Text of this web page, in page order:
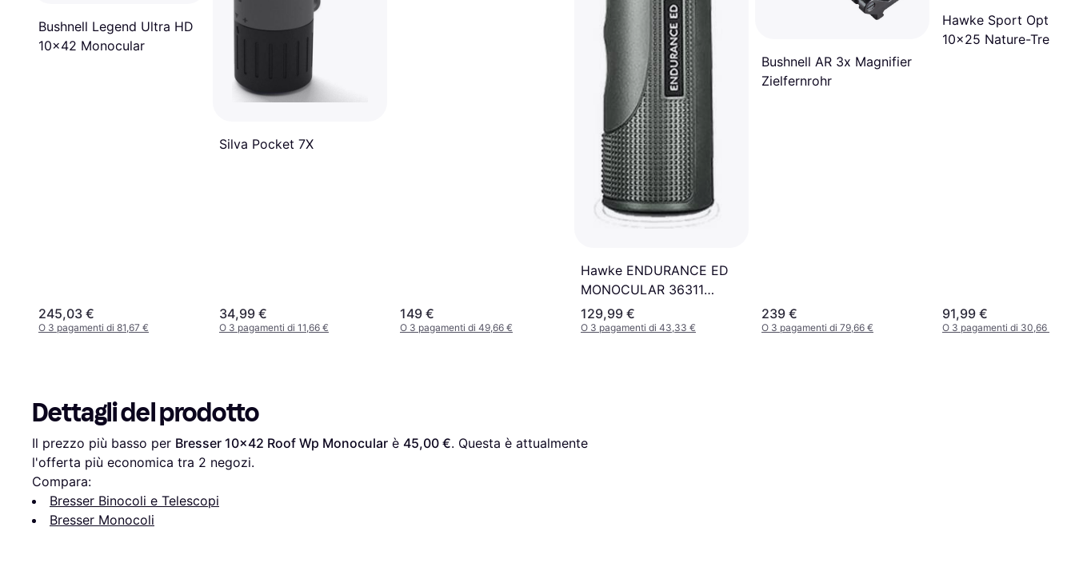
Bushnell Legend Ultra HD
10x42 Monocular
245,03 €
O 3 pagamenti di 81,67 €
Silva Pocket 7X
34,99 €
O 3 pagamenti di 11,66 €
149 €
O 3 pagamenti di 49,66 €
Hawke ENDURANCE ED
MONOCULAR 36311
10X25 Vert
129,99 €
O 3 pagamenti di 43,33 €
Bushnell AR 3x Magnifier
Zielfernrohr
239 €
O 3 pagamenti di 79,66 €
Hawke Sport Optics
10x25 Nature-Trek
91,99 €
O 3 pagamenti di 30,66 €
Dettagli del prodotto
Il prezzo più basso per Bresser 10x42 Roof Wp Monocular è 45,00 €. Questa è attualmente
l'offerta più economica tra 2 negozi.
Compara:
Bresser Binocoli e Telescopi
Bresser Monocoli